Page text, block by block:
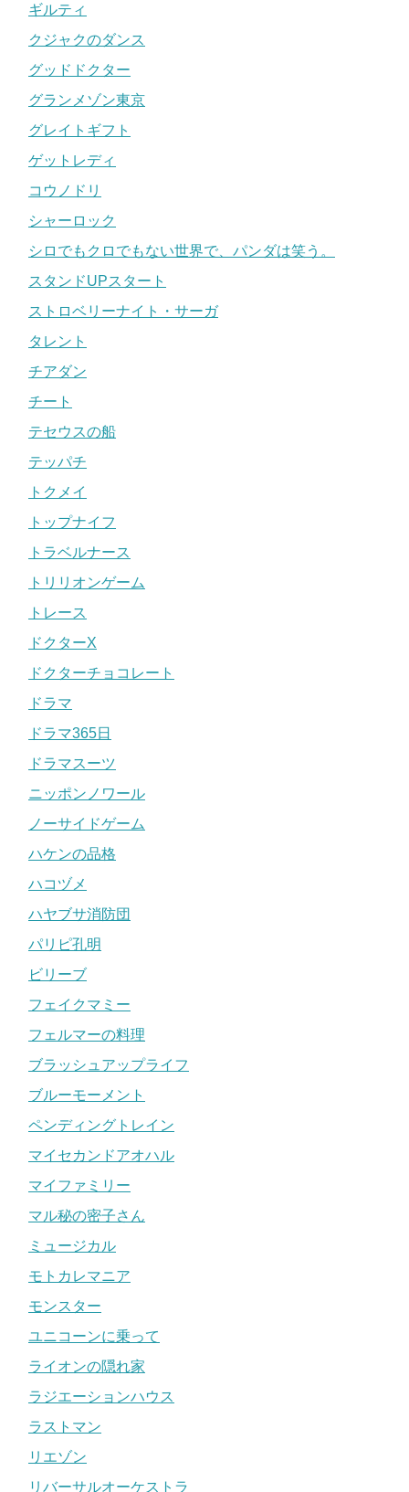
ギルティ
クジャクのダンス
グッドドクター
グランメゾン東京
グレイトギフト
ゲットレディ
コウノドリ
シャーロック
シロでもクロでもない世界で、パンダは笑う。
スタンドUPスタート
ストロベリーナイト・サーガ
タレント
チアダン
チート
テセウスの船
テッパチ
トクメイ
トップナイフ
トラベルナース
トリリオンゲーム
トレース
ドクターX
ドクターチョコレート
ドラマ
ドラマ365日
ドラマスーツ
ニッポンノワール
ノーサイドゲーム
ハケンの品格
ハコヅメ
ハヤブサ消防団
パリピ孔明
ビリーブ
フェイクマミー
フェルマーの料理
ブラッシュアップライフ
ブルーモーメント
ペンディングトレイン
マイセカンドアオハル
マイファミリー
マル秘の密子さん
ミュージカル
モトカレマニア
モンスター
ユニコーンに乗って
ライオンの隠れ家
ラジエーションハウス
ラストマン
リエゾン
リバーサルオーケストラ